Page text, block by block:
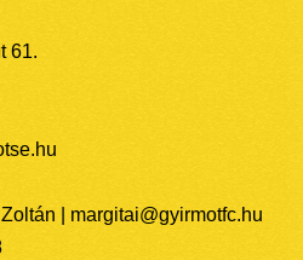
61.
| margitai@gyirmotfc.hu